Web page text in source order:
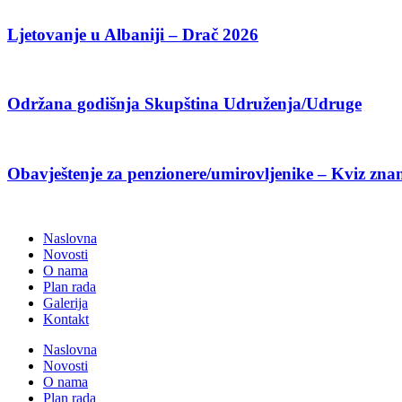
Ljetovanje u Albaniji – Drač 2026
Održana godišnja Skupština Udruženja/Udruge
Obavještenje za penzionere/umirovljenike – Kviz
Naslovna
Novosti
O nama
Plan rada
Galerija
Kontakt
Naslovna
Novosti
O nama
Plan rada